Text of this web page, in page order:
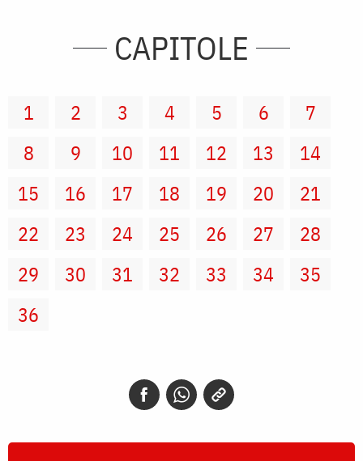
CAPITOLE
1 2 3 4 5 6
7
8
9 10 11 12 13
14
15
16 17 18 19 20
21
22
23 24 25 26 27
28
29
30 31 32 33 34
35
36